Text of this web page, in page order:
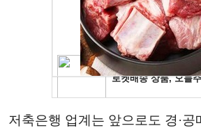
저축은행 업계는 앞으로도 경·공